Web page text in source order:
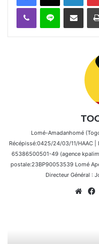
Viber Ligne Partager par email
Lomé-Amadanhomé
Récépissé:0425/24/03/11/HAAC |
65386500501-49 (agence
postale:23BP90053539 Lomé
Directeur Général :